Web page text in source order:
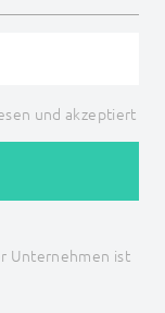
und akzeptiert
Unternehmen ist